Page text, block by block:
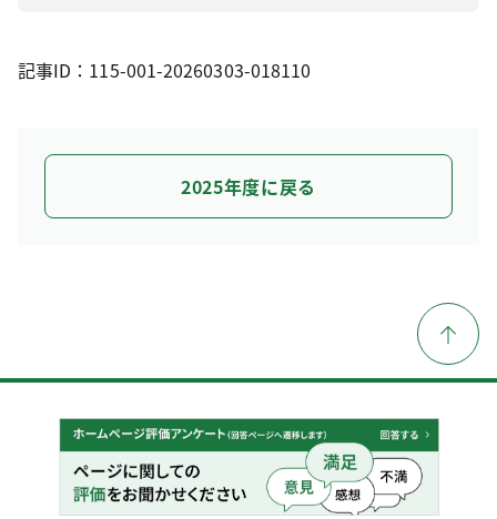
記事ID：115-001-20260303-018110
2025年度に戻る